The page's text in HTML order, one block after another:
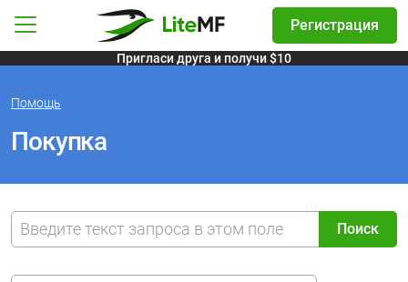
языка
Регистрация
Навигация
Пригласи друга и получи $10
Покупка
Помощь
Поиск